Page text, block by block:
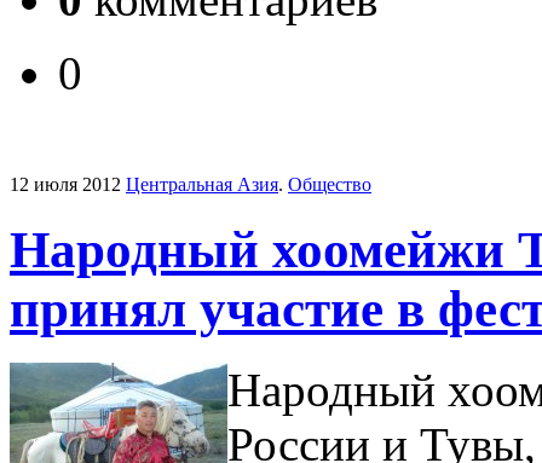
0
12 июля 2012 Центральная Азия. Общество
Народный хоомейжи
принял участие в
Народный
России и Тувы,